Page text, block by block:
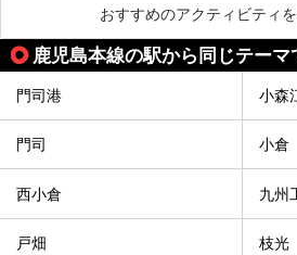
おすすめのアクティビティ
鹿児島本線の駅から同じテーマ
門司港 小森
門司 小倉
西小倉 九州
戸畑 枝光